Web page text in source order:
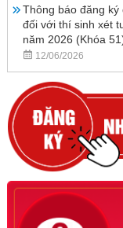
Thông báo đăng
đối với thí sinh xét
năm 2026 (Khóa
12/06/2026